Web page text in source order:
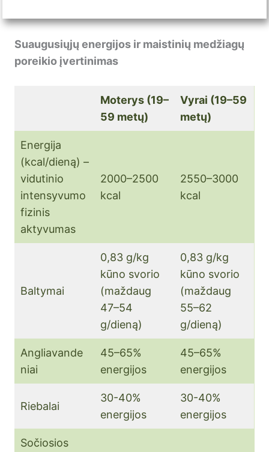
Suaugusiųjų energijos ir maistinių medžiagų
poreikio įvertinimas
Moterys (19–
59 metų)
Vyrai (19–59
metų)
Energija
(kcal/dieną) –
vidutinio
intensyvumo
fizinis
aktyvumas
2000–2500
kcal
2550–3000
kcal
Baltymai
0,83 g/kg
kūno svorio
(maždaug
47–54
g/dieną)
0,83 g/kg
kūno svorio
(maždaug
55–62
g/dieną)
Angliavande
niai
45–65%
energijos
45–65%
energijos
Riebalai
30-40%
energijos
30-40%
energijos
Sočiosios